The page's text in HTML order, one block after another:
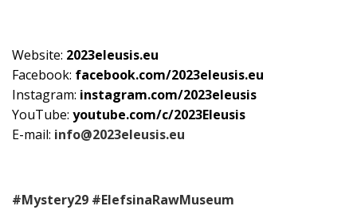
Website: 2023eleusis.eu
Facebook: facebook.com/2023eleusis.eu
Instagram: instagram.com/2023eleusis
YouTube: youtube.com/c/2023Eleusis
E-mail: info@2023eleusis.eu
#Mystery29 #ElefsinaRawMuseum